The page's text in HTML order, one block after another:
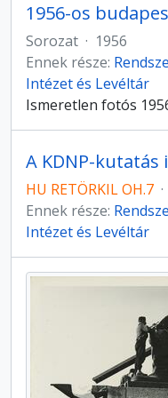
1956-os
Sorozat · 1956
Ennek része:
Intézet és Levéltár
Ismeretlen fotós
A KDNP-
HU RETÖRKIL OH.7 ·
Ennek része:
Intézet és Levéltár